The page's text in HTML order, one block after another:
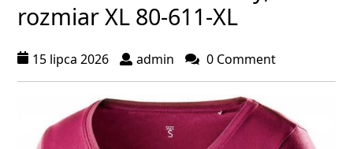
rozmiar XL 80-611-XL
15 lipca 2026 admin 0 Comment